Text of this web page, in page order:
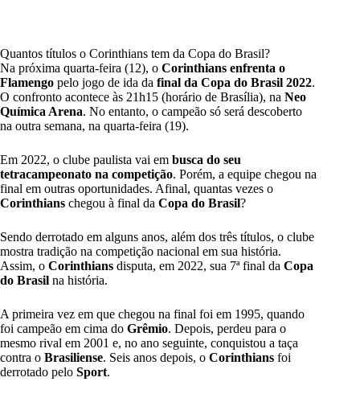
Quantos títulos o Corinthians tem da Copa do Brasil?
Na próxima quarta-feira (12), o Corinthians enfrenta o
Flamengo pelo jogo de ida da final da Copa do Brasil 2022.
O confronto acontece às 21h15 (horário de Brasília), na Neo
Química Arena. No entanto, o campeão só será descoberto
na outra semana, na quarta-feira (19).
Em 2022, o clube paulista vai em busca do seu
tetracampeonato na competição. Porém, a equipe chegou na
final em outras oportunidades. Afinal, quantas vezes o
Corinthians chegou à final da Copa do Brasil?
Sendo derrotado em alguns anos, além dos três títulos, o clube
mostra tradição na competição nacional em sua história.
Assim, o Corinthians disputa, em 2022, sua 7ª final da Copa
do Brasil na história.
A primeira vez em que chegou na final foi em 1995, quando
foi campeão em cima do Grêmio. Depois, perdeu para o
mesmo rival em 2001 e, no ano seguinte, conquistou a taça
contra o Brasiliense. Seis anos depois, o Corinthians foi
derrotado pelo Sport.